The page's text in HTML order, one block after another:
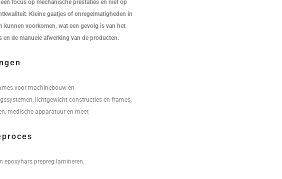
focus op mechanische prestaties en niet op
Kleine gaatjes of onregelmatigheden in
kunnen voorkomen, wat een gevolg is van het
en de manuele afwerking van de producten.
voor machinebouw en
lichtgewicht constructies en frames,
medische apparatuur en meer.
epoxyhars prepreg lamineren.